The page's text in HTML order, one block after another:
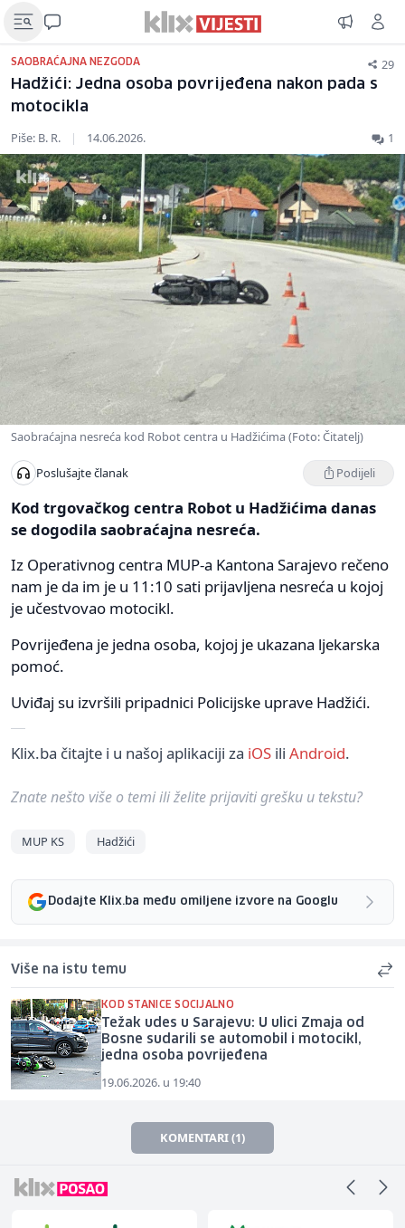
SAOBRAĆAJNA NEZGODA 29
Hadžići: Jedna osoba povrijeđena nakon pada s
motocikla
Piše: B. R. | 14.06.2026. 1
Saobraćajna nesreća kod Robot centra u Hadžićima (Foto: Čitatelj)
Poslušajte članak Podijeli
Kod trgovačkog centra Robot u Hadžićima danas
se dogodila saobraćajna nesreća.
Iz Operativnog centra MUP-a Kantona Sarajevo rečeno
nam je da im je u 11:10 sati prijavljena nesreća u kojoj
je učestvovao motocikl.
Povrijeđena je jedna osoba, kojoj je ukazana ljekarska
pomoć.
Uviđaj su izvršili pripadnici Policijske uprave Hadžići.
Klix.ba čitajte i u našoj aplikaciji za iOS ili Android.
Znate nešto više o temi ili želite prijaviti grešku u tekstu?
MUP KS Hadžići
Dodajte Klix.ba među omiljene izvore na Googlu
Više na istu temu
KOD STANICE SOCIJALNO
Težak udes u Sarajevu: U ulici Zmaja od
Bosne sudarili se automobil i motocikl,
jedna osoba povrijeđena
19.06.2026. u 19:40
KOMENTARI (1)